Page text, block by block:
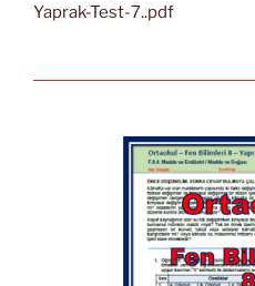
Yaprak-Test-7..pdf